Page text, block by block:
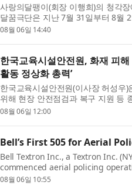
사랑의달팽이(회장 이행희)의 청각장
달꿈극단은 지난 7월 31일부터 8월
했다. 이번 공연은 회...
08월 06일 14:40
한국교육시설안전원, 화재 피
활동 정상화 총력’
한국교육시설안전원(이사장 허성우
위해 현장 안전점검과 복구 지원 등
육시설을 직접 방문해 ...
08월 06일 12:00
Bell’s First 505 for Aerial
Bell Textron Inc., a Textron Inc.
commenced aerial policing
Asia-Pacific region. A ceremon...
08월 06일 10:55